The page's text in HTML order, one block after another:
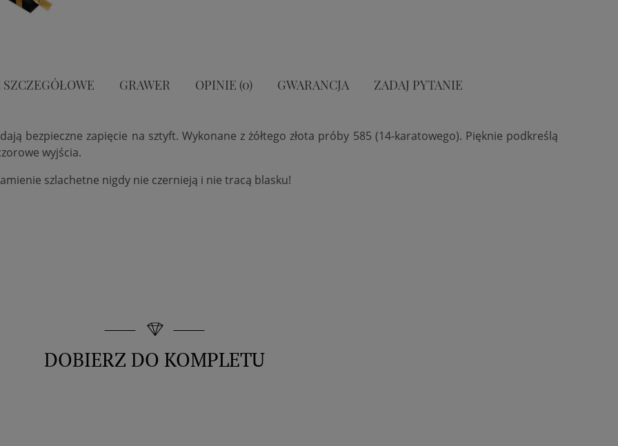
SZCZEGÓŁOWE GRAWER OPINIE (0) GWARANCJA ZADAJ PYTANIE
bezpieczne zapięcie na sztyft. Wykonane z żółtego złota próby 585 (14-karatowego). Pięknie podkreślą
wyjścia.
szlachetne nigdy nie czernieją i nie tracą blasku!
DOBIERZ DO KOMPLETU